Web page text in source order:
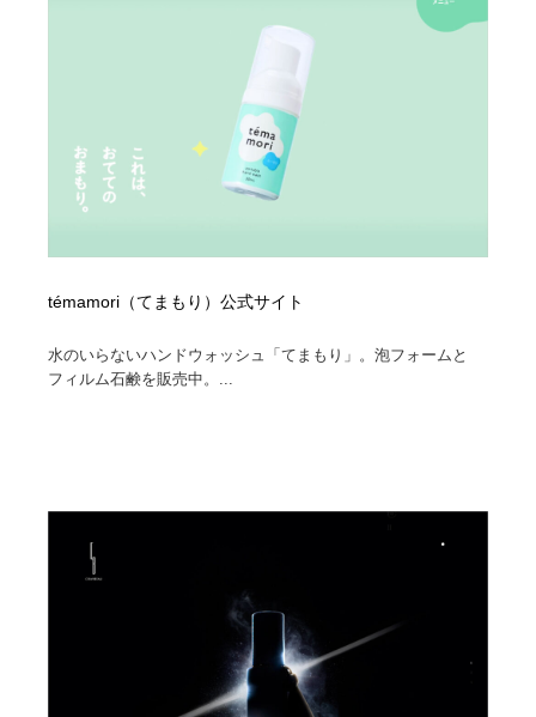
témamori（てまもり）公式サイト
水のいらないハンドウォッシュ「てまもり」。泡フォームと
フィルム石鹸を販売中。...